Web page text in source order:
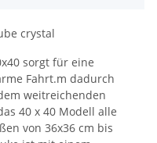
crystal
sorgt für eine
Fahrt.m dadurch
weitreichenden
40 x 40 Modell alle
von 36x36 cm bis